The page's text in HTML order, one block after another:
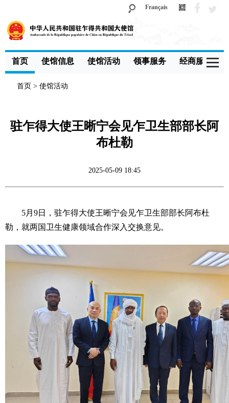
Français
首页 使馆信息 使馆活动 领事服务 经商服务
首页 > 使馆活动
驻乍得大使王晰宁会见乍卫生部部长阿
布杜勒
2025-05-09 18:45
5月9日，驻乍得大使王晰宁会见乍卫生部部长阿布杜
勒，就两国卫生健康领域合作深入交换意见。